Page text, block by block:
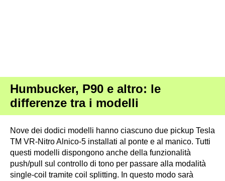
Humbucker, P90 e altro: le
differenze tra i modelli
Nove dei dodici modelli hanno ciascuno due pickup Tesla
TM VR-Nitro Alnico-5 installati al ponte e al manico. Tutti
questi modelli dispongono anche della funzionalità
push/pull sul controllo di tono per passare alla modalità
single-coil tramite coil splitting. In questo modo sarà